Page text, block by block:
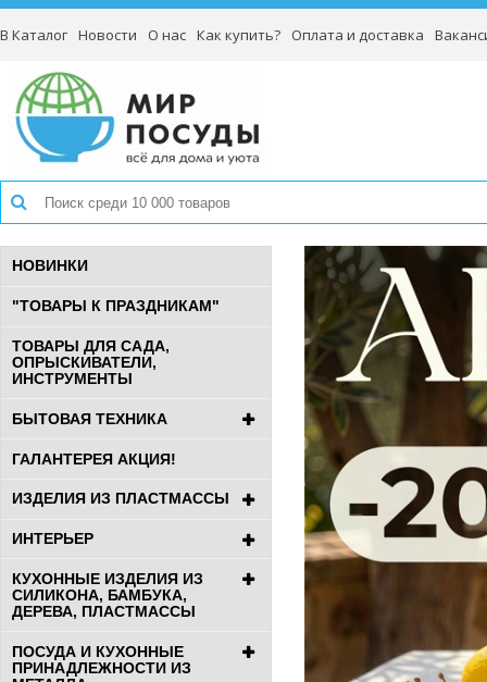
В Каталог Новости О нас Как купить? Оплата и доставка
НОВИНКИ
"ТОВАРЫ К ПРАЗДНИКАМ"
ТОВАРЫ ДЛЯ САДА,
ОПРЫСКИВАТЕЛИ,
ИНСТРУМЕНТЫ
БЫТОВАЯ ТЕХНИКА
ГАЛАНТЕРЕЯ АКЦИЯ!
ИЗДЕЛИЯ ИЗ ПЛАСТМАССЫ
ИНТЕРЬЕР
КУХОННЫЕ ИЗДЕЛИЯ ИЗ
СИЛИКОНА, БАМБУКА,
ДЕРЕВА, ПЛАСТМАССЫ
ПОСУДА И КУХОННЫЕ
ПРИНАДЛЕЖНОСТИ ИЗ